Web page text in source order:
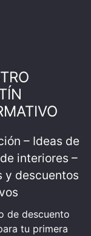
– Ideas de
interiores –
y descuentos
de descuento
tu primera